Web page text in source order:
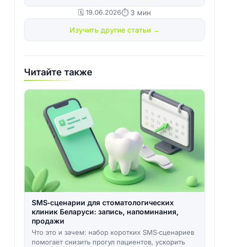
🗓️ 19.06.2026⏱ 3 мин
Изучить другие статьи →
Читайте также
SMS‑сценарии для стоматологических
клиник Беларуси: запись, напоминания,
продажи
Что это и зачем: набор коротких SMS‑сценариев
помогает снизить прогул пациентов, ускорить